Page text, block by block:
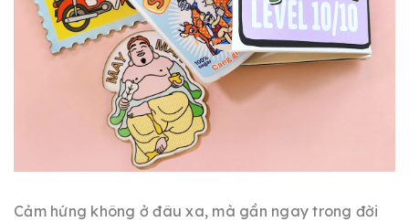
Cảm hứng không ở đâu xa, mà gần ngay trong đời